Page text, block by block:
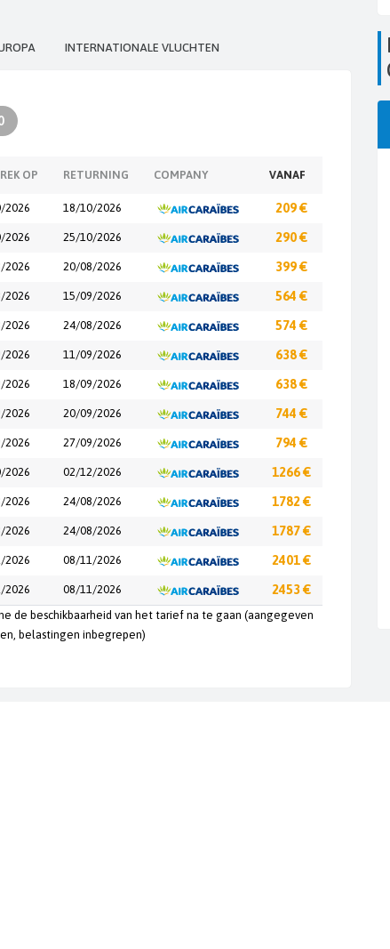
INTERNATIONALE VLUCHTEN
OP RETURNING COMPANY VANAF
2026 18/10/2026 209 €
2026 25/10/2026 290 €
2026 20/08/2026 399 €
2026 15/09/2026 564 €
2026 24/08/2026 574 €
2026 11/09/2026 638 €
2026 18/09/2026 638 €
2026 20/09/2026 744 €
2026 27/09/2026 794 €
2026 02/12/2026 1266 €
2026 24/08/2026 1782 €
2026 24/08/2026 1787 €
2026 08/11/2026 2401 €
2026 08/11/2026 2453 €
de beschikbaarheid van het tarief na te gaan (aangegeven
belastingen inbegrepen)